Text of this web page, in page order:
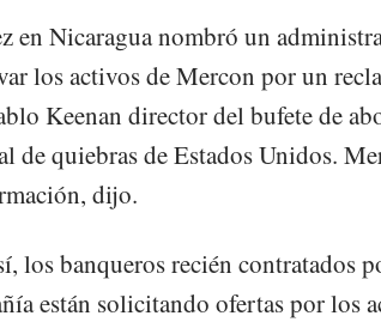
en Nicaragua nombró un
los activos de Mercon por un
Keenan director del bufete de
de quiebras de Estados Unidos.
dijo.
los banqueros recién contratados
están solicitando ofertas por los